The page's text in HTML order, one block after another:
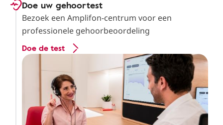
Doe uw gehoortest
Bezoek een Amplifon-centrum voor een
professionele gehoorbeoordeling
Doe de test